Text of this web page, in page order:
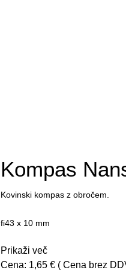
Kompas
Kovinski kompas z obročem.
fi43 x 10 mm
Prikaži več
Cena: 1,65 € ( Cena brez